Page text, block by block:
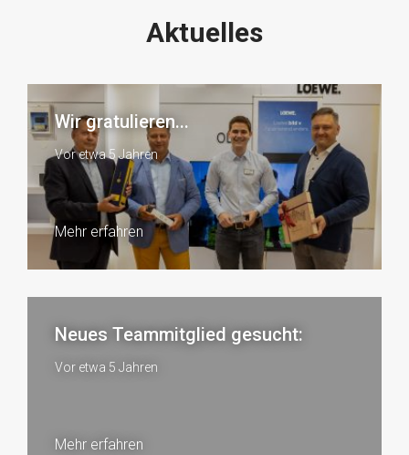
Aktuelles
Wir gratulieren...
Vor etwa 5 Jahren
Mehr erfahren
Neues Teammitglied gesucht:
Vor etwa 5 Jahren
Mehr erfahren